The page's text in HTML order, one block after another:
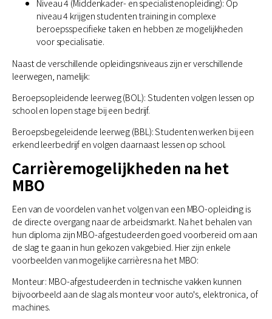
Niveau 4 (Middenkader- en specialistenopleiding): Op
niveau 4 krijgen studenten training in complexe
beroepsspecifieke taken en hebben ze mogelijkheden
voor specialisatie.
Naast de verschillende opleidingsniveaus zijn er verschillende
leerwegen, namelijk:
Beroepsopleidende leerweg (BOL): Studenten volgen lessen op
school en lopen stage bij een bedrijf.
Beroepsbegeleidende leerweg (BBL): Studenten werken bij een
erkend leerbedrijf en volgen daarnaast lessen op school.
Carrièremogelijkheden na het
MBO
Een van de voordelen van het volgen van een MBO-opleiding is
de directe overgang naar de arbeidsmarkt. Na het behalen van
hun diploma zijn MBO-afgestudeerden goed voorbereid om aan
de slag te gaan in hun gekozen vakgebied. Hier zijn enkele
voorbeelden van mogelijke carrières na het MBO:
Monteur: MBO-afgestudeerden in technische vakken kunnen
bijvoorbeeld aan de slag als monteur voor auto's, elektronica, of
machines.